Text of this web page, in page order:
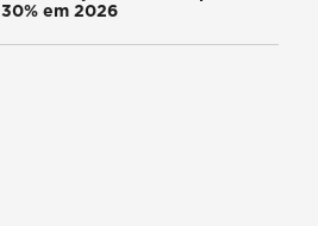
em 2026